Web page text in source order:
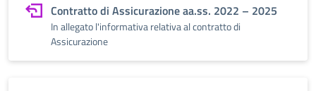
Contratto di Assicurazione aa.ss. 2022 – 2025
In allegato l'informativa relativa al contratto di
Assicurazione